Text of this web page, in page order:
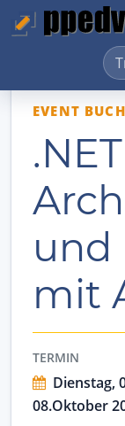
EVENT
und
mit
TERMIN
Dienstag,
08.Oktober